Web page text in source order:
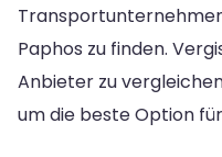
Paphos zu finden.
Anbieter zu
um die beste Option